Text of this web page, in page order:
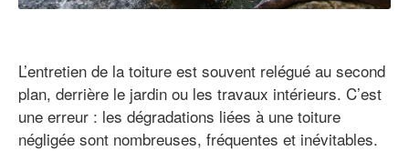
L’entretien de la toiture est souvent relégué au second
plan, derrière le jardin ou les travaux intérieurs. C’est
une erreur : les dégradations liées à une toiture
négligée sont nombreuses, fréquentes et inévitables.